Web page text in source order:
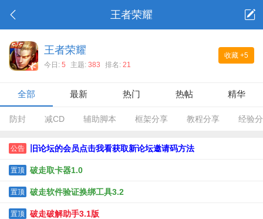
王者荣耀
收藏 +5
王者荣耀
今日: 5 主题: 383 排名: 21
全部 最新 热门 热帖 精华
防封 减CD 辅助脚本 框架分享 教程分享 经验
公告 旧论坛的会员点击我看获取新论坛邀请码方法
置顶 破走取卡器1.0
置顶 破走软件验证换绑工具3.2
置顶 破走破解助手3.1版